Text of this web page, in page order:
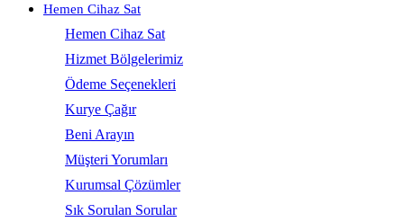
Hemen Cihaz Sat
Hemen Cihaz Sat
Hizmet Bölgelerimiz
Ödeme Seçenekleri
Kurye Çağır
Beni Arayın
Müşteri Yorumları
Kurumsal Çözümler
Sık Sorulan Sorular